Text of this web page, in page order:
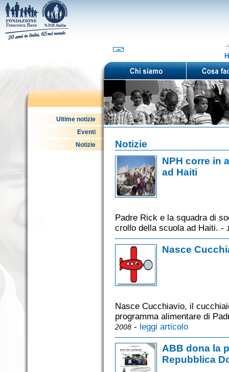
Ultime notizie
Eventi
Notizie
Notizie
NPH corre in
ad Haiti
Padre Rick e la squadra di
crollo della scuola ad Haiti. -
Nasce
Nasce Cucchiavio, il
programma alimentare di
2008 - leggi articolo
ABB dona la
Repubblica